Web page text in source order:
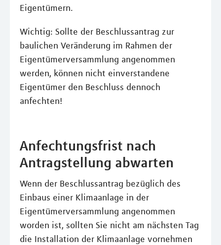
Eigentümern.
Wichtig: Sollte der Beschlussantrag zur
baulichen Veränderung im Rahmen der
Eigentümerversammlung angenommen
werden, können nicht einverstandene
Eigentümer den Beschluss dennoch
anfechten!
Anfechtungsfrist nach
Antragstellung abwarten
Wenn der Beschlussantrag bezüglich des
Einbaus einer Klimaanlage in der
Eigentümerversammlung angenommen
worden ist, sollten Sie nicht am nächsten Tag
die Installation der Klimaanlage vornehmen